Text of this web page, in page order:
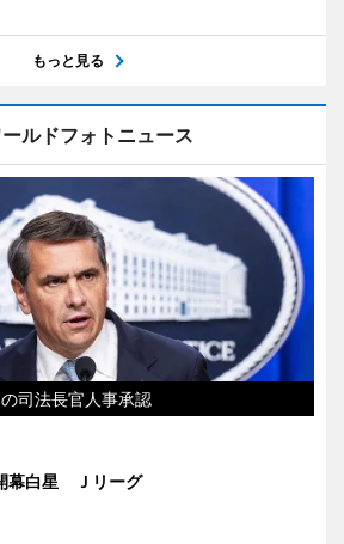
もっと見る
ールドフォトニュース
司法長官人事承認
幕白星 Ｊリーグ